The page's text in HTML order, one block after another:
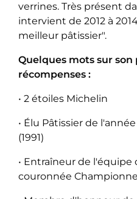
verrines. Très présent
intervient de 2012 à
meilleur pâtissier".
Quelques mots sur son
récompenses :
• 2 étoiles Michelin
• Élu Pâtissier de
(1991)
• Entraîneur de l'équipe
couronnée